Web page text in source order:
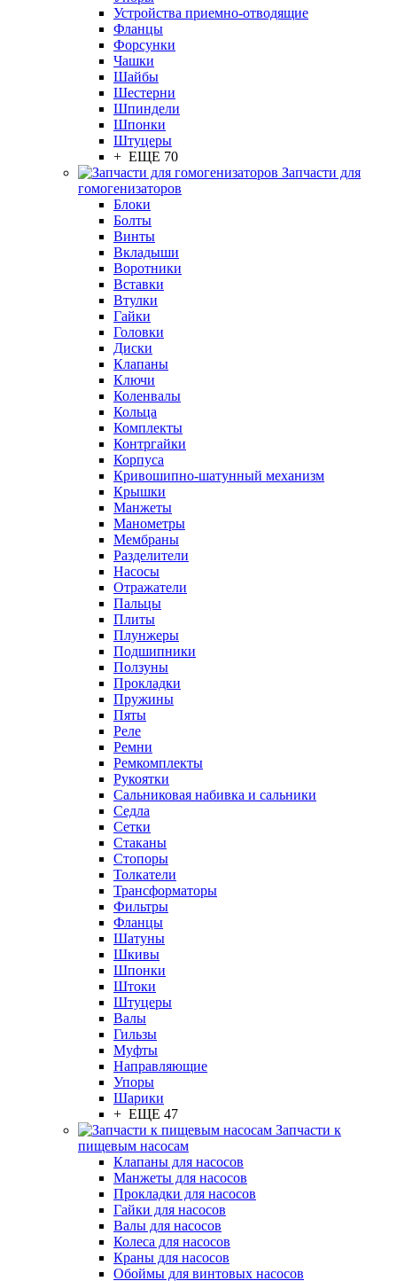
Устройства приемно-отводящие
Фланцы
Форсунки
Чашки
Шайбы
Шестерни
Шпиндели
Шпонки
Штуцеры
+ ЕЩЕ 70
Запчасти для
гомогенизаторов
Блоки
Болты
Винты
Вкладыши
Воротники
Вставки
Втулки
Гайки
Головки
Диски
Клапаны
Ключи
Коленвалы
Кольца
Комплекты
Контргайки
Корпуса
Кривошипно-шатунный механизм
Крышки
Манжеты
Манометры
Мембраны
Разделители
Насосы
Отражатели
Пальцы
Плиты
Плунжеры
Подшипники
Ползуны
Прокладки
Пружины
Пяты
Реле
Ремни
Ремкомплекты
Рукоятки
Сальниковая набивка и сальники
Седла
Сетки
Стаканы
Стопоры
Толкатели
Трансформаторы
Фильтры
Фланцы
Шатуны
Шкивы
Шпонки
Штоки
Штуцеры
Валы
Гильзы
Муфты
Направляющие
Упоры
Шарики
+ ЕЩЕ 47
Запчасти к
пищевым насосам
Клапаны для насосов
Манжеты для насосов
Прокладки для насосов
Гайки для насосов
Валы для насосов
Колеса для насосов
Краны для насосов
Обоймы для винтовых насосов